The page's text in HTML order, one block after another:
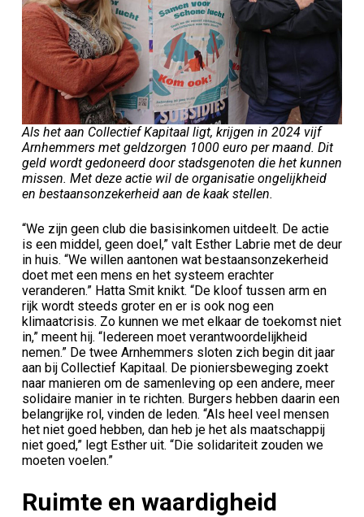
Als het aan Collectief Kapitaal ligt, krijgen in 2024 vijf
Arnhemmers met geldzorgen 1000 euro per maand. Dit
geld wordt gedoneerd door stadsgenoten die het kunnen
missen. Met deze actie wil de organisatie ongelijkheid
en bestaansonzekerheid aan de kaak stellen.
“We zijn geen club die basisinkomen uitdeelt. De actie
is een middel, geen doel,” valt Esther Labrie met de deur
in huis. “We willen aantonen wat bestaansonzekerheid
doet met een mens en het systeem erachter
veranderen.” Hatta Smit knikt. “De kloof tussen arm en
rijk wordt steeds groter en er is ook nog een
klimaatcrisis. Zo kunnen we met elkaar de toekomst niet
in,” meent hij. “Iedereen moet verantwoordelijkheid
nemen.” De twee Arnhemmers sloten zich begin dit jaar
aan bij Collectief Kapitaal. De pioniersbeweging zoekt
naar manieren om de samenleving op een andere, meer
solidaire manier in te richten. Burgers hebben daarin een
belangrijke rol, vinden de leden. “Als heel veel mensen
het niet goed hebben, dan heb je het als maatschappij
niet goed,” legt Esther uit. “Die solidariteit zouden we
moeten voelen.”
Ruimte en waardigheid